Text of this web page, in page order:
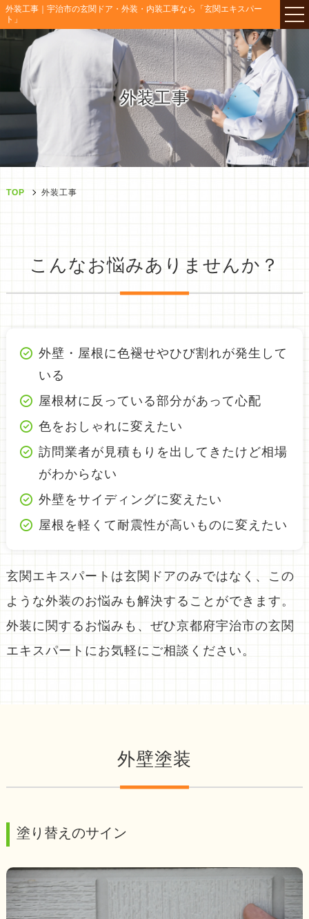
外装工事｜宇治市の玄関ドア・外装・内装工事なら「玄関エキスパー
ト」
外装工事
TOP 外装工事
こんなお悩みありませんか？
外壁・屋根に色褪せやひび割れが発生して
いる
屋根材に反っている部分があって心配
色をおしゃれに変えたい
訪問業者が見積もりを出してきたけど相場
がわからない
外壁をサイディングに変えたい
屋根を軽くて耐震性が高いものに変えたい
玄関エキスパートは玄関ドアのみではなく、この
ような外装のお悩みも解決することができます。
外装に関するお悩みも、ぜひ京都府宇治市の玄関
エキスパートにお気軽にご相談ください。
外壁塗装
塗り替えのサイン